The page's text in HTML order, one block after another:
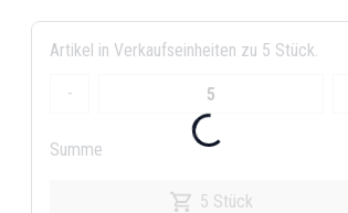
Artikel in Verkaufseinheiten zu 5 Stück.
-
Summe
5 Stück